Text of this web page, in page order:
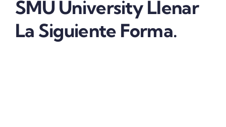
SMU University Llenar
La Siguiente Forma.